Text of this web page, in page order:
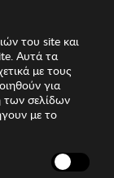
του site και
Αυτά τα
με τους
για
των σελίδων
με το